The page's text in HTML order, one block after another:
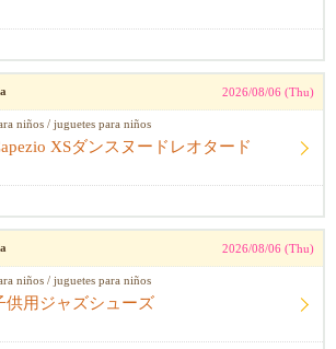
2026/08/06 (Thu)
niños / juguetes para niños
XSダンスヌードレオタード
2026/08/06 (Thu)
niños / juguetes para niños
供用ジャズシューズ